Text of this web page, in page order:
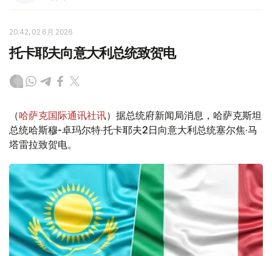
20:42, 02 6月 2026
托卡耶夫向意大利总统致贺电
（哈萨克国际通讯社讯）据总统府新闻局消息，哈萨克斯坦
总统哈斯穆-卓玛尔特·托卡耶夫2日向意大利总统塞尔焦·马
塔雷拉致贺电。